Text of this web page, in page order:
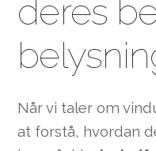
deres
Når vi taler om
at forstå, hvordan